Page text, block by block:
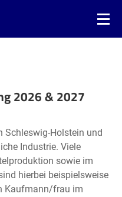
2026 & 2027
| ©OpenStreetMap2 contributors
Schleswig-Holstein und
Industrie. Viele
sowie im
hierbei beispielsweise
Kaufmann/frau im